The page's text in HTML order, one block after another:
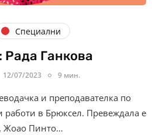
Специални
Ганкова
12/07/2023 9 мин.
и преподавателка по
работи в Брюксел. Превеждала е
Жоао Пинто…